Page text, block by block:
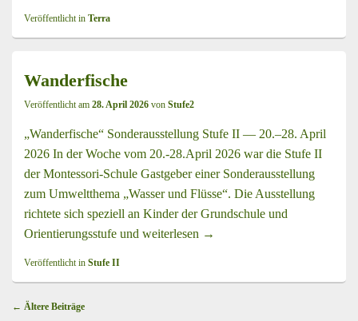
Veröffentlicht in Terra
Wanderfische
Veröffentlicht am 28. April 2026 von Stufe2
„Wanderfische“ Sonderausstellung Stufe II — 20.–28. April
2026 In der Woche vom 20.-28.April 2026 war die Stufe II
der Montessori-Schule Gastgeber einer Sonderausstellung
zum Umweltthema „Wasser und Flüsse“. Die Ausstellung
richtete sich speziell an Kinder der Grundschule und
Orientierungsstufe und weiterlesen Wanderfische
→
Veröffentlicht in Stufe II
Beitragsnavigation
← Ältere Beiträge